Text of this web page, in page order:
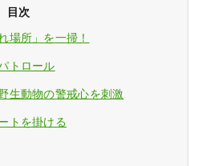
目次
場所」を一掃！
トロール
生動物の警戒心を刺激
トを掛ける